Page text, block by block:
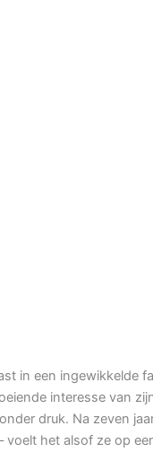
in een ingewikkelde
interesse van
druk. Na zeven
voelt het alsof ze op